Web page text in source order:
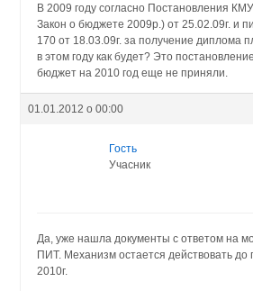
В 2009 году согласно Постановления
Закон о бюджете 2009р.) от 25.02.09г.
170 от 18.03.09г. за получение диплома
в этом году как будет? Это
бюджет на 2010 год еще не приняли.
01.01.2012 о 00:00
Гость
Учасник
Да, уже нашла документы с ответом на
ПИТ. Механизм остается действовать
2010г.